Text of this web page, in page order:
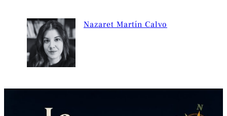
Nazaret Martín Calvo